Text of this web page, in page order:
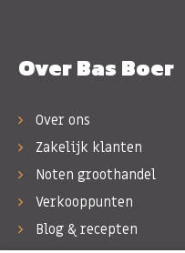
Over Bas Boer
Over ons
Zakelijk klanten
Noten groothandel
Verkooppunten
Blog & recepten